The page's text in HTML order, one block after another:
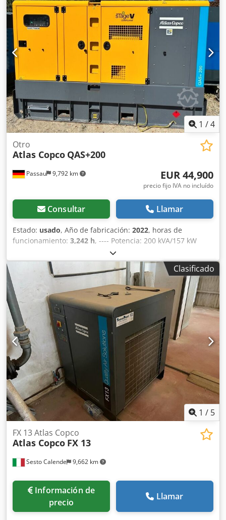
1 /4
Passau 9,792 km
Otro
Atlas Copco QAS+200
EUR 44,900
precio fijo IVA no incluído
Consultar Llamar
Estado: usado, Año de fabricación: 2022, horas de
funcionamiento: 3,242 h, ---- Potencia: 200 kVA/157 kW
Depósito de combustible: 585 litros Horas de
funcionamiento: 3242 h, año de fabricación: 12/2022
Codezrkuaopfx Aa Esrf Tomas de corriente: 125-63-32-16 A
+ DS Interruptor diferencial de tipo B
Clasificado
1 / 5
Sesto Calende 9,662 km
FX 13 Atlas Copco
Atlas Copco FX 13
Información de
precio
Llamar